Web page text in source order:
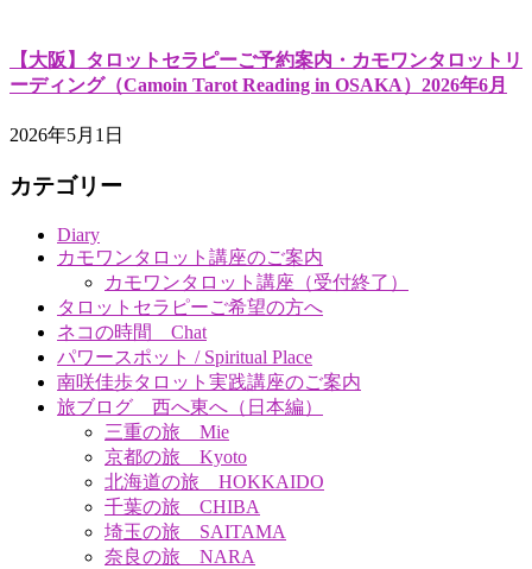
【大阪】タロットセラピーご予約案内・カモワンタロットリ
ーディング（Camoin Tarot Reading in OSAKA）2026年6月
2026年5月1日
カテゴリー
Diary
カモワンタロット講座のご案内
カモワンタロット講座（受付終了）
タロットセラピーご希望の方へ
ネコの時間 Chat
パワースポット / Spiritual Place
南咲佳歩タロット実践講座のご案内
旅ブログ 西へ東へ（日本編）
三重の旅 Mie
京都の旅 Kyoto
北海道の旅 HOKKAIDO
千葉の旅 CHIBA
埼玉の旅 SAITAMA
奈良の旅 NARA